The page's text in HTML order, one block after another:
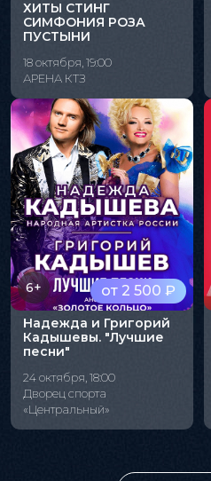
ХИТЫ СТИНГ
СИМФОНИЯ РОЗА
ПУСТЫНИ
18 октября, 19:00
АРЕНА КТЗ
от 2 500 ₽
6+
Надежда и Григорий
Кадышевы. "Лучшие
песни"
24 октября, 18:00
Дворец спорта
«Центральный»